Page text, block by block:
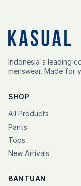
Indonesia's leading
menswear. Made for
SHOP
All Products
Pants
Tops
New Arrivals
BANTUAN